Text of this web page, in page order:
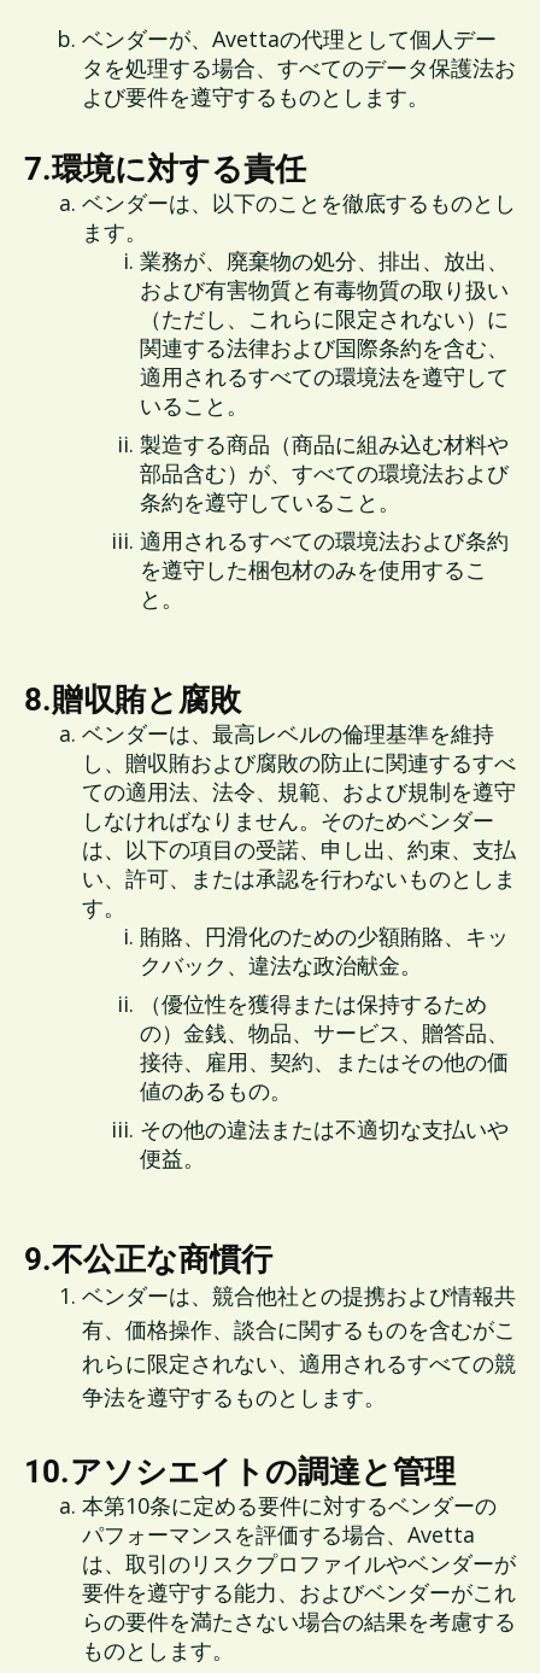
ベンダーが、Avettaの代理として個人デー
タを処理する場合、すべてのデータ保護法お
よび要件を遵守するものとします。
7.環境に対する責任
ベンダーは、以下のことを徹底するものとし
ます。
業務が、廃棄物の処分、排出、放出、
および有害物質と有毒物質の取り扱い
（ただし、これらに限定されない）に
関連する法律および国際条約を含む、
適用されるすべての環境法を遵守して
いること。
製造する商品（商品に組み込む材料や
部品含む）が、すべての環境法および
条約を遵守していること。
適用されるすべての環境法および条約
を遵守した梱包材のみを使用するこ
と。
8.贈収賄と腐敗
ベンダーは、最高レベルの倫理基準を維持
し、贈収賄および腐敗の防止に関連するすべ
ての適用法、法令、規範、および規制を遵守
しなければなりません。そのためベンダー
は、以下の項目の受諾、申し出、約束、支払
い、許可、または承認を行わないものとしま
す。
賄賂、円滑化のための少額賄賂、キッ
クバック、違法な政治献金。
（優位性を獲得または保持するため
の）金銭、物品、サービス、贈答品、
接待、雇用、契約、またはその他の価
値のあるもの。
その他の違法または不適切な支払いや
便益。
9.不公正な商慣行
ベンダーは、競合他社との提携および情報共
有、価格操作、談合に関するものを含むがこ
れらに限定されない、適用されるすべての競
争法を遵守するものとします。
10.アソシエイトの調達と管理
本第10条に定める要件に対するベンダーの
パフォーマンスを評価する場合、Avetta
は、取引のリスクプロファイルやベンダーが
要件を遵守する能力、およびベンダーがこれ
らの要件を満たさない場合の結果を考慮する
ものとします。